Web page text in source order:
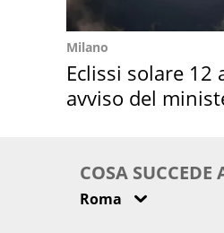
Milano
Eclissi solare 12
avviso del